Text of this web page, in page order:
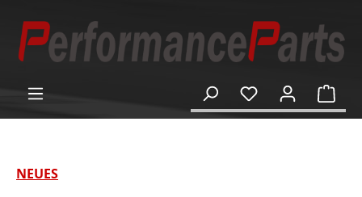
springen
NEUES